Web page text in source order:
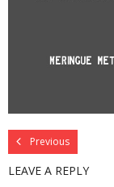
Previous
LEAVE A REPLY